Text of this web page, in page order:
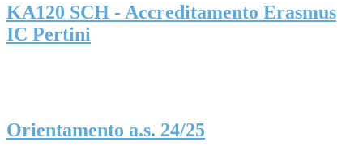
KA120 SCH - Accreditamento Erasmus
IC Pertini
Orientamento a.s. 24/25